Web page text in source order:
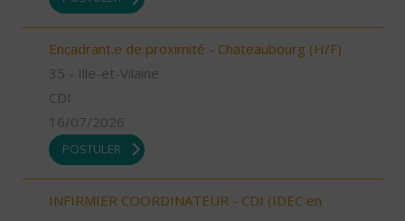
Encadrant.e de proximité - Chateaubourg (H/F)
35 - Ille-et-Vilaine
CDI
16/07/2026
POSTULER
INFIRMIER COORDINATEUR - CDI (IDEC en